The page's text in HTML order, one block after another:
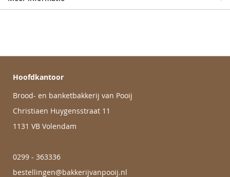
Hoofdkantoor
Brood- en banketbakkerij van Pooij
Christiaen Huygensstraat 11
1131 VB Volendam
0299 - 363336
bestellingen@bakkerijvanpooij.nl